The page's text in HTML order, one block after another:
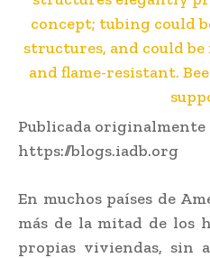
Publicada originalmente
https://blogs.iadb.org
En muchos países de
más de la mitad de los
propias viviendas, sin